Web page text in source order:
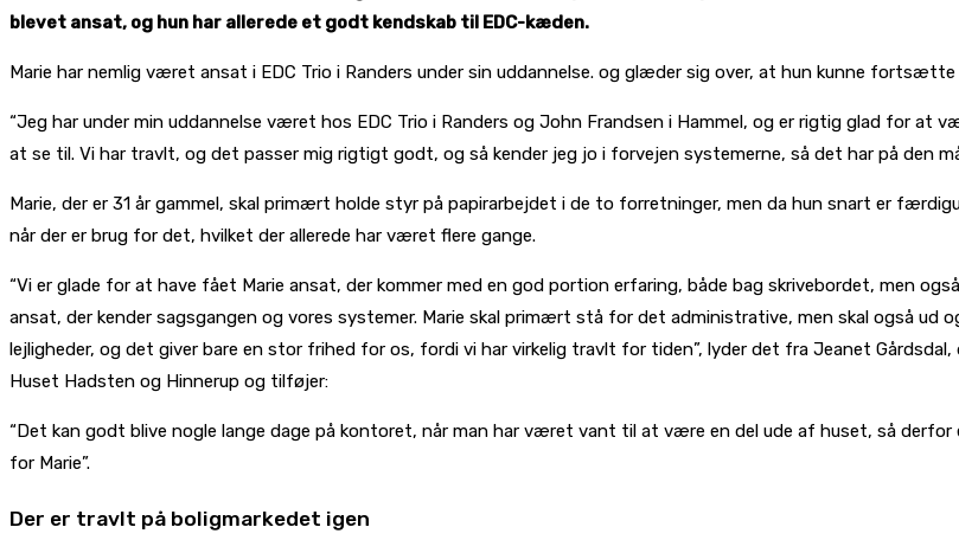
blevet ansat, og hun har allerede et godt kendskab til EDC-kæden.
Marie har nemlig været ansat i EDC Trio i Randers under sin uddannelse. og glæder sig over, at hun kunne
“Jeg har under min uddannelse været hos EDC Trio i Randers og John Frandsen i Hammel, og er rigtig glad for at
at se til. Vi har travlt, og det passer mig rigtigt godt, og så kender jeg jo i forvejen systemerne, så det har på den
Marie, der er 31 år gammel, skal primært holde styr på papirarbejdet i de to forretninger, men da hun snart er
når der er brug for det, hvilket der allerede har været flere gange.
“Vi er glade for at have fået Marie ansat, der kommer med en god portion erfaring, både bag skrivebordet, men
ansat, der kender sagsgangen og vores systemer. Marie skal primært stå for det administrative, men skal også ud
lejligheder, og det giver bare en stor frihed for os, fordi vi har virkelig travlt for tiden”, lyder det fra Jeanet
Huset Hadsten og Hinnerup og tilføjer:
“Det kan godt blive nogle lange dage på kontoret, når man har været vant til at være en del ude af huset, så
for Marie”.
Der er travlt på boligmarkedet igen